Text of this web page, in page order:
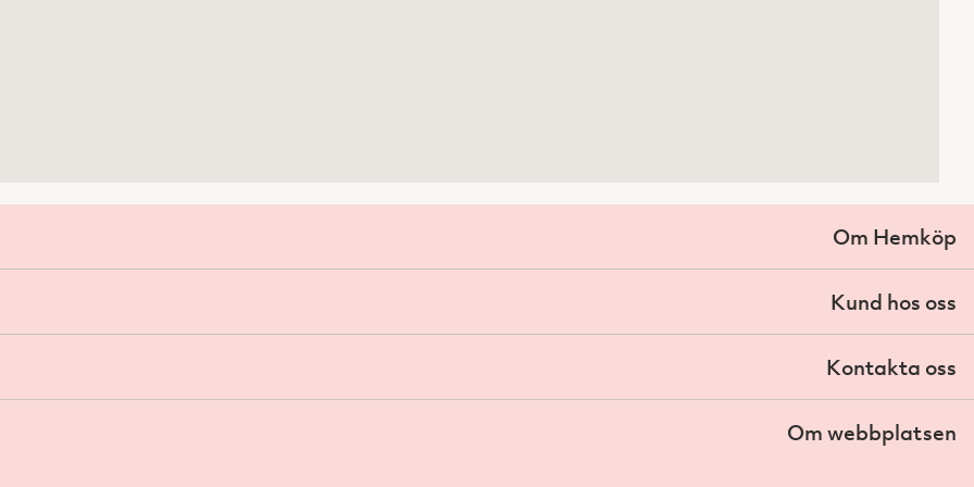
Om Hemköp
Kund hos oss
Kontakta oss
Om webbplatsen